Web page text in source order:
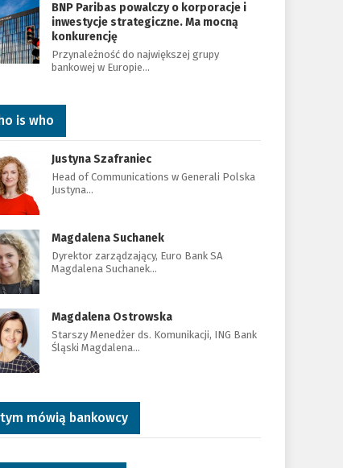
BNP Paribas powalczy o korporacje i
inwestycje strategiczne. Ma mocną
konkurencję
Przynależność do największej grupy
bankowej w Europie…
is who
Justyna Szafraniec
Head of Communications w Generali Polska
Justyna…
Magdalena Suchanek
Dyrektor zarządzający, Euro Bank SA
Magdalena Suchanek…
Magdalena Ostrowska
Starszy Menedżer ds. Komunikacji, ING Bank
Śląski Magdalena…
mówią bankowcy